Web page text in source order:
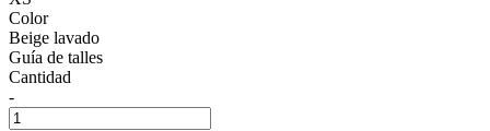
Color
Beige lavado
Guía de talles
Cantidad
-